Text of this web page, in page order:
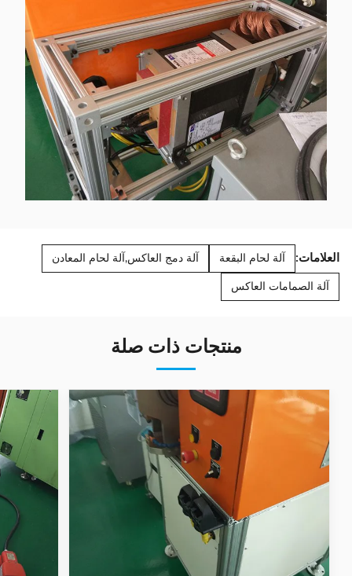
العلامات: آلة لحام البقعة آلة دمج العاكس,آلة لحام المعادن
آلة الصمامات العاكس
منتجات ذات صلة